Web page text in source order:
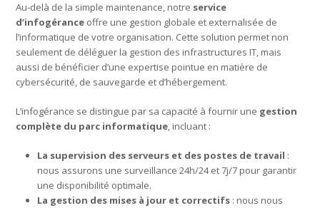
Au-delà de la simple maintenance, notre service
d’infogérance offre une gestion globale et externalisée de
l’informatique de votre organisation. Cette solution permet non
seulement de déléguer la gestion des infrastructures IT, mais
aussi de bénéficier d’une expertise pointue en matière de
cybersécurité, de sauvegarde et d’hébergement.
L’infogérance se distingue par sa capacité à fournir une gestion
complète du parc informatique, incluant :
La supervision des serveurs et des postes de travail :
nous assurons une surveillance 24h/24 et 7j/7 pour garantir
une disponibilité optimale.
La gestion des mises à jour et correctifs : nous nous